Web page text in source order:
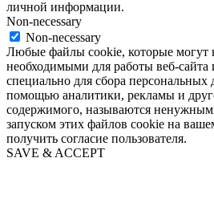
личной информации.
Non-necessary
Non-necessary
Любые файлы cookie, которые могут
необходимыми для работы веб-сайта
специально для сбора персональных
помощью аналитики, рекламы и
содержимого, называются
запуском этих файлов cookie на
получить согласие пользователя.
SAVE & ACCEPT